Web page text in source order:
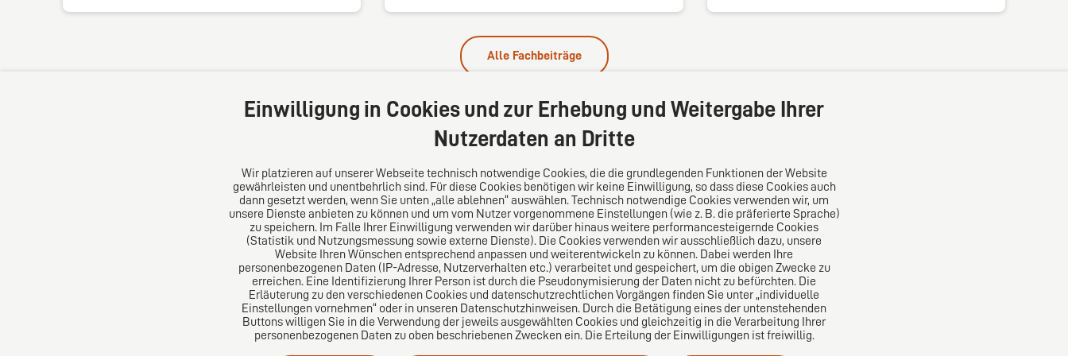
Alle Fachbeiträge
Über uns
Das Kanzlei-Vertrauensnetzwerk.
Aus Europa für die Welt. Für den
erfolgreichen Mittelstand.
Folgen Sie uns auf Das europäische Kanzlei-Netzwerk
Einwilligung in Cookies und zur Erhebung und Weitergabe Ihrer
Nutzerdaten an Dritte
Wir platzieren auf unserer Webseite technisch notwendige Cookies, die die grundlegenden Funktionen der Website
gewährleisten und unentbehrlich sind. Für diese Cookies benötigen wir keine Einwilligung, so dass diese Cookies auch
dann gesetzt werden, wenn Sie unten „alle ablehnen“ auswählen. Technisch notwendige Cookies verwenden wir, um
unsere Dienste anbieten zu können und um vom Nutzer vorgenommene Einstellungen (wie z. B. die präferierte Sprache)
zu speichern. Im Falle Ihrer Einwilligung verwenden wir darüber hinaus weitere performancesteigernde Cookies
(Statistik und Nutzungsmessung sowie externe Dienste). Die Cookies verwenden wir ausschließlich dazu, unsere
Website Ihren Wünschen entsprechend anpassen und weiterentwickeln zu können. Dabei werden Ihre
personenbezogenen Daten (IP-Adresse, Nutzerverhalten etc.) verarbeitet und gespeichert, um die obigen Zwecke zu
erreichen. Eine Identifizierung Ihrer Person ist durch die Pseudonymisierung der Daten nicht zu befürchten. Die
Erläuterung zu den verschiedenen Cookies und datenschutzrechtlichen Vorgängen finden Sie unter „individuelle
Einstellungen vornehmen“ oder in unseren Datenschutzhinweisen. Durch die Betätigung eines der untenstehenden
Buttons willigen Sie in die Verwendung der jeweils ausgewählten Cookies und gleichzeitig in die Verarbeitung Ihrer
personenbezogenen Daten zu oben beschriebenen Zwecken ein. Die Erteilung der Einwilligungen ist freiwillig.